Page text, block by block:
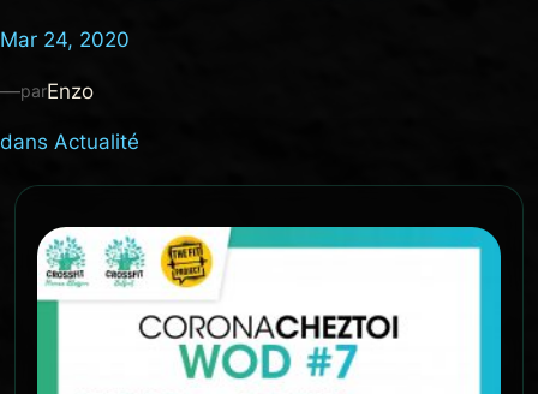
Mar 24, 2020
—parEnzo
dans Actualité